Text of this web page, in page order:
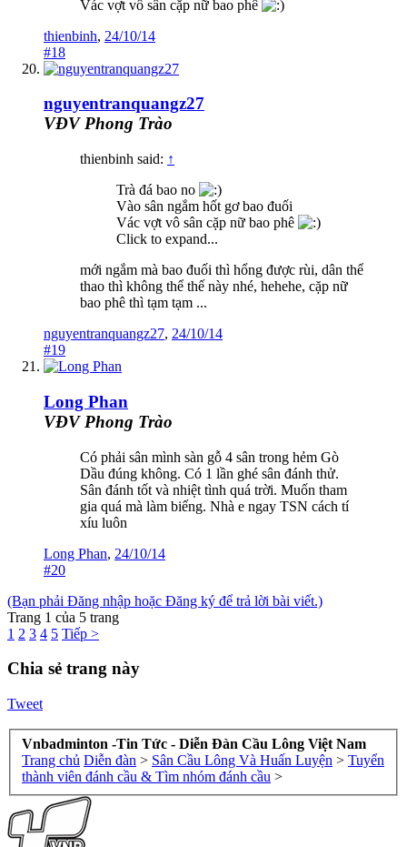
Vác vợt vô sân cặp nữ bao phê
thienbinh, 24/10/14
#18
nguyentranquangz27
VĐV Phong Trào
thienbinh said: ↑
Trà đá bao no
Vào sân ngắm hốt gơ bao đuối
Vác vợt vô sân cặp nữ bao phê
Click to expand...
mới ngắm mà bao đuối thì hổng được rùi, dân thể
thao thì không thể thế này nhé, hehehe, cặp nữ
bao phê thì tạm tạm ...
nguyentranquangz27, 24/10/14
#19
Long Phan
VĐV Phong Trào
Có phải sân mình sàn gỗ 4 sân trong hẻm Gò
Dầu đúng không. Có 1 lần ghé sân đánh thử.
Sân đánh tốt và nhiệt tình quá trời. Muốn tham
gia quá mà làm biếng. Nhà e ngay TSN cách tí
xíu luôn
Long Phan, 24/10/14
#20
(Bạn phải Đăng nhập hoặc Đăng ký để trả lời bài viết.)
Trang 1 của 5 trang
1 2 3 4 5 Tiếp >
Chia sẻ trang này
Tweet
Vnbadminton -Tin Tức - Diễn Đàn Cầu Lông Việt Nam
Trang chủ Diễn đàn > Sân Cầu Lông Và Huấn Luyện > Tuyển
thành viên đánh cầu & Tìm nhóm đánh cầu >